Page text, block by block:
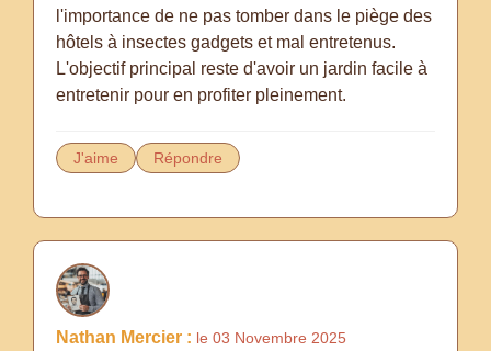
l'importance de ne pas tomber dans le piège des
hôtels à insectes gadgets et mal entretenus.
L'objectif principal reste d'avoir un jardin facile à
entretenir pour en profiter pleinement.
J'aime Répondre
Nathan Mercier : le 03 Novembre 2025